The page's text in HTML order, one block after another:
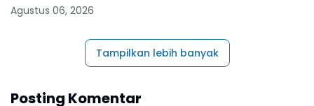
Agustus 06, 2026
Tampilkan lebih banyak
Posting Komentar